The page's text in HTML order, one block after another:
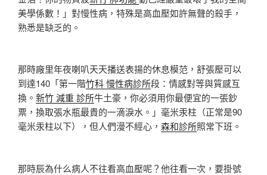
美學係數！」對慢性病，特殊是高血壓如許無聲的殺手，
熟悉是缺乏的。
那時廠里年夜喇叭天天播送表揚的休息模范，舒張壓可以
到達140「第一階竹科 慢性病診所段：情感對等與質感互
換。 新竹 減重 診所牛土豪，你必須用你最便宜的一張鈔
票，換取張水瓶最貴的一滴淚水。」毫米汞柱（正常是90
毫米汞柱以下），但人們漫不經心， 森和診所照常下班。
那時辰為什么病人不往看高血壓呢？他往看一次，要掛號